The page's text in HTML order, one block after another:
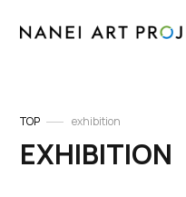
TOP exhibition
EXHIBITION